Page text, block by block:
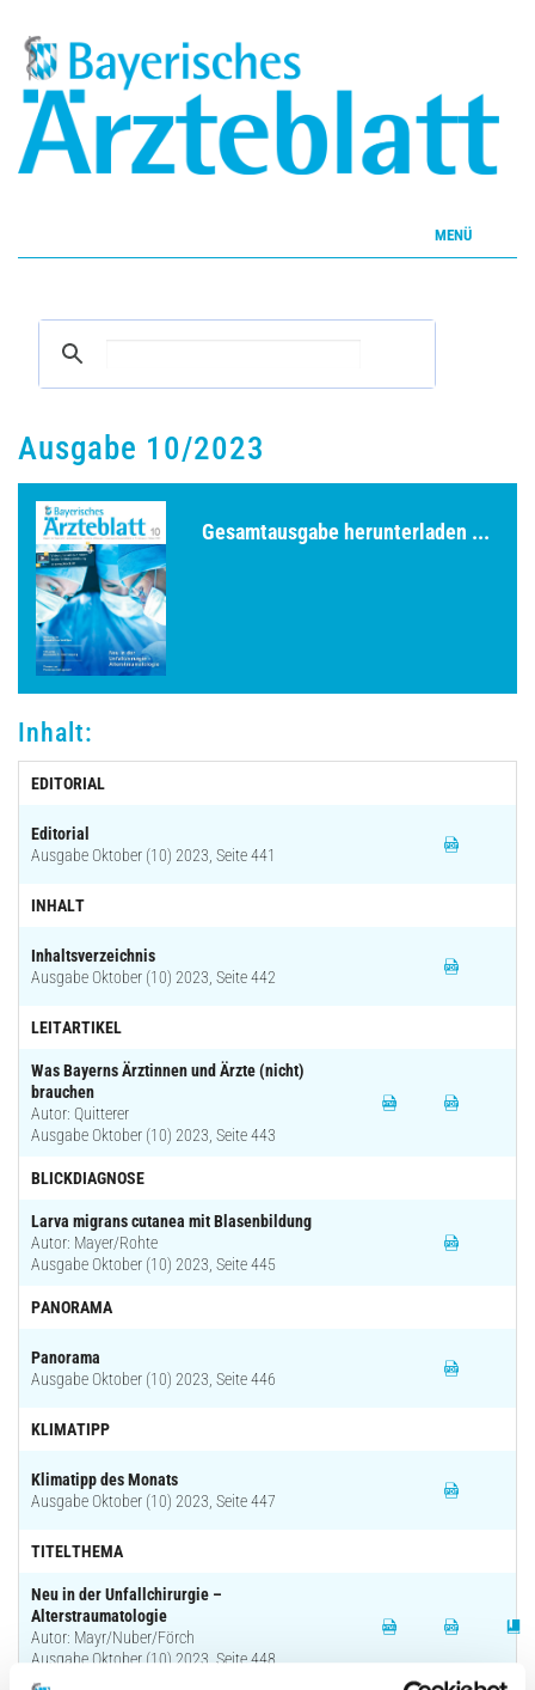
MENÜ
Inhalte
Archiv
Ausgabe 10/2023
Gesamtausgabe herunterladen ...
Inhalt:
EDITORIAL
Editorial
Ausgabe Oktober (10) 2023, Seite 441
INHALT
Inhaltsverzeichnis
Ausgabe Oktober (10) 2023, Seite 442
LEITARTIKEL
Was Bayerns Ärztinnen und Ärzte (nicht)
brauchen
Autor: Quitterer
Ausgabe Oktober (10) 2023, Seite 443
BLICKDIAGNOSE
Larva migrans cutanea mit Blasenbildung
Autor: Mayer/Rohte
Ausgabe Oktober (10) 2023, Seite 445
PANORAMA
Panorama
Ausgabe Oktober (10) 2023, Seite 446
KLIMATIPP
Klimatipp des Monats
Ausgabe Oktober (10) 2023, Seite 447
TITELTHEMA
Neu in der Unfallchirurgie –
Alterstraumatologie
Autor: Mayr/Nuber/Förch
Ausgabe Oktober (10) 2023, Seite 448